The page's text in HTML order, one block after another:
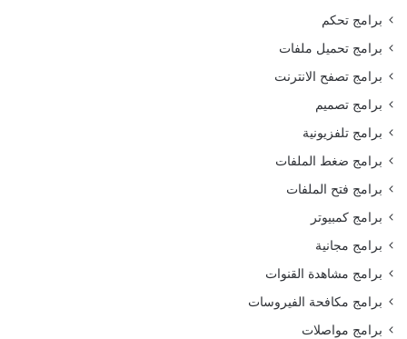
برامج تحكم
برامج تحميل ملفات
برامج تصفح الانترنت
برامج تصميم
برامج تلفزيونية
برامج ضغط الملفات
برامج فتح الملفات
برامج كمبيوتر
برامج مجانية
برامج مشاهدة القنوات
برامج مكافحة الفيروسات
برامج مواصلات